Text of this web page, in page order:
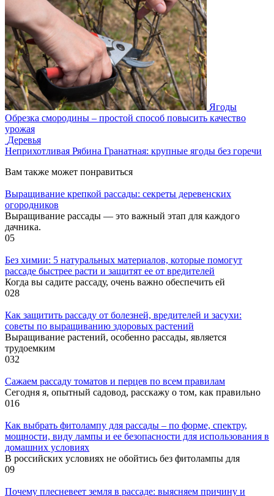
Ягоды
Обрезка смородины – простой способ повысить качество
урожая
Деревья
Неприхотливая Рябина Гранатная: крупные ягоды без горечи
Вам также может понравиться
Выращивание крепкой рассады: секреты деревенских
огородников
Выращивание рассады — это важный этап для каждого
дачника.
05
Без химии: 5 натуральных материалов, которые помогут
рассаде быстрее расти и защитят ее от вредителей
Когда вы садите рассаду, очень важно обеспечить ей
028
Как защитить рассаду от болезней, вредителей и засухи:
советы по выращиванию здоровых растений
Выращивание растений, особенно рассады, является
трудоемким
032
Сажаем рассаду томатов и перцев по всем правилам
Сегодня я, опытный садовод, расскажу о том, как правильно
016
Как выбрать фитолампу для рассады – по форме, спектру,
мощности, виду лампы и ее безопасности для использования в
домашних условиях
В российских условиях не обойтись без фитолампы для
09
Почему плесневеет земля в рассаде: выясняем причину и